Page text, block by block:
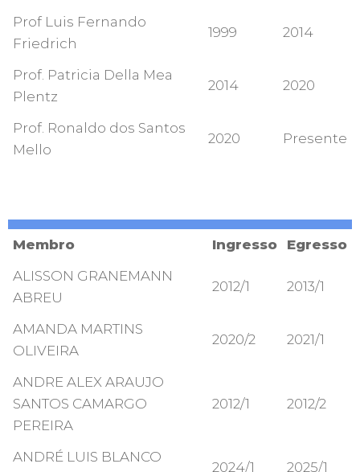
Prof Luis Fernando
Friedrich
1999 2014
Prof. Patricia Della Mea
Plentz
2014 2020
Prof. Ronaldo dos Santos
Mello
2020 Presente
Membro Ingresso
Egresso
ALISSON GRANEMANN
ABREU
2012/1 2013/1
AMANDA MARTINS
OLIVEIRA
2020/2 2021/1
ANDRE ALEX ARAUJO
SANTOS CAMARGO
PEREIRA
2012/1 2012/2
ANDRÉ LUIS BLANCO
2024/1 2025/1